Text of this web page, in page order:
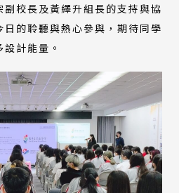
校長及黃繹升組長的支持與協
的聆聽與熱心參與，期待同學
計能量。